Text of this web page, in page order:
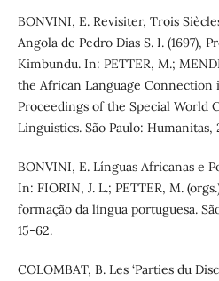
BONVINI, E. Revisiter, Trois
Angola de Pedro Dias S. I. (1697),
Kimbundu. In: PETTER, M.;
the African Language Connection
Proceedings of the Special World
Linguistics. São Paulo: Humanitas,
BONVINI, E. Línguas Africanas e
In: FIORIN, J. L.; PETTER, M.
formação da língua portuguesa.
15-62.
COLOMBAT, B. Les ‘Parties du